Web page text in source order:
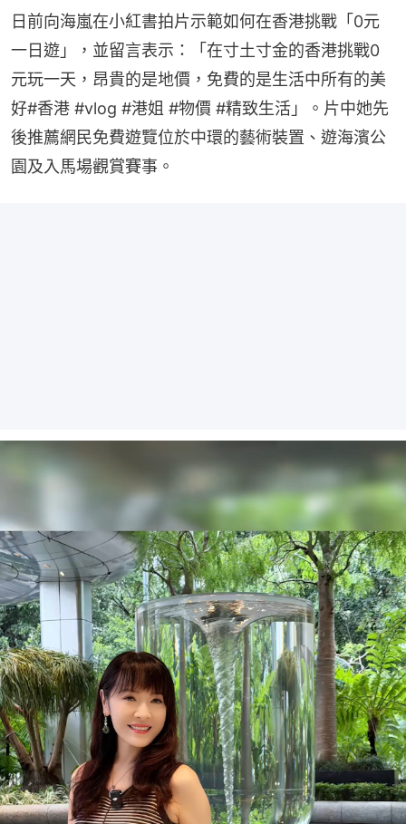
日前向海嵐在小紅書拍片示範如何在香港挑戰「0元
一日遊」，並留言表示：「在寸土寸金的香港挑戰0
元玩一天，昂貴的是地價，免費的是生活中所有的美
好#香港 #vlog #港姐 #物價 #精致生活」。片中她先
後推薦網民免費遊覽位於中環的藝術裝置、遊海濱公
園及入馬場觀賞賽事。